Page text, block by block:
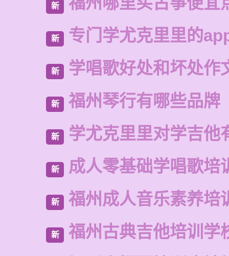
新
新 专门学尤克里里的
新 学唱歌好处和坏处作
新 福州琴行有哪些品牌
新 学尤克里里对学吉他
新 成人零基础学唱歌培
新 福州成人音乐素养培
新 福州古典吉他培训学